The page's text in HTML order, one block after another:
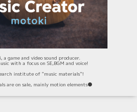
a game and video sound producer.
with a focus on SE,BGM and voice!
institute of "music materials"!
are on sale, mainly motion elements⚫️